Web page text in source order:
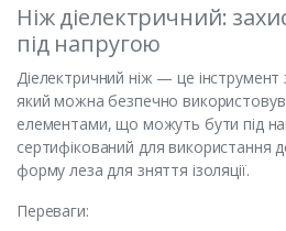
Ніж діелектричний:
під напругою
Діелектричний ніж — це
який можна безпечно
елементами, що можуть бути під
сертифікований для використання
форму леза для зняття ізоляції.
Переваги: